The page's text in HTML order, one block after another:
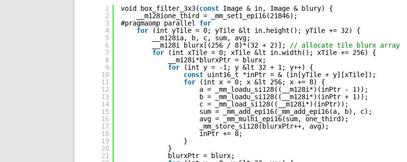
1
2
3
4
5
6
7
8
9
10
11
12
13
14
15
16
17
18
19
20
21
void box_filter_3x3(const Image & in, Image & blury) {
__m128ione_third = _mm_set1_epi16(21846);
#pragmaomp parallel for
for
(int yTile = 0; yTile &lt in.height(); yTile += 32) {
__m128ia, b, c, sum, avg;
__m128i blurx[(256 / 8)*(32 + 2)];
// allocate tile blurx array
for
(int xTile = 0; xTile &lt in.width(); xTile += 256) {
__m128i*blurxPtr = blurx;
for
(int y = -1; y &lt 32 + 1; y++) {
const uint16_t *inPtr = & (in[yTile + y][xTile]);
for
(int x = 0; x &lt 256; x += 8) {
a = _mm_loadu_si128((__m128i*)(inPtr - 1));
b = _mm_loadu_si128((__m128i*)(inPtr + 1));
c = _mm_load_si128((__m128i*)(inPtr));
sum = _mm_add_epi16(_mm_add_epi16(a, b), c);
avg = _mm_mulhi_epi16(sum, one_third);
_mm_store_si128(blurxPtr++, avg);
inPtr += 8;
}
}
blurxPtr = blurx;